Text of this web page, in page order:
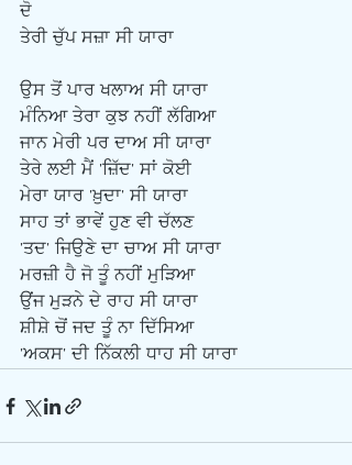
ਦੋ
ਤੇਰੀ ਚੁੱਪ ਸਜ਼ਾ ਸੀ ਯਾਰਾ
ਉਸ ਤੋਂ ਪਾਰ ਖਲਾਅ ਸੀ ਯਾਰਾ
ਮੰਨਿਆ ਤੇਰਾ ਕੁਝ ਨਹੀਂ ਲੱਗਿਆ
ਜਾਨ ਮੇਰੀ ਪਰ ਦਾਅ ਸੀ ਯਾਰਾ
ਤੇਰੇ ਲਈ ਮੈਂ 'ਜ਼ਿੱਦ' ਸਾਂ ਕੋਈ
ਮੇਰਾ ਯਾਰ 'ਖ਼ੁਦਾ' ਸੀ ਯਾਰਾ
ਸਾਹ ਤਾਂ ਭਾਵੇਂ ਹੁਣ ਵੀ ਚੱਲਣ
'ਤਦ' ਜਿਉਣੇ ਦਾ ਚਾਅ ਸੀ ਯਾਰਾ
ਮਰਜ਼ੀ ਹੈ ਜੋ ਤੂੰ ਨਹੀਂ ਮੁੜਿਆ
ਉਂਜ ਮੁੜਨੇ ਦੇ ਰਾਹ ਸੀ ਯਾਰਾ
ਸ਼ੀਸ਼ੇ ਚੋਂ ਜਦ ਤੂੰ ਨਾ ਦਿੱਸਿਆ
'ਅਕਸ' ਦੀ ਨਿੱਕਲੀ ਧਾਹ ਸੀ ਯਾਰਾ